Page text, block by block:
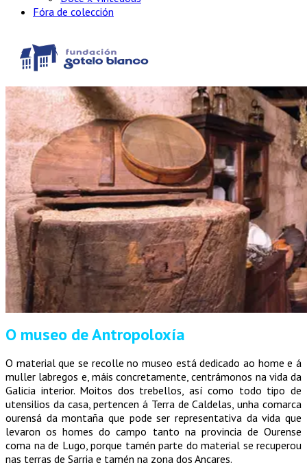
Fóra de colección
O museo de Antropoloxía
O material que se recolle no museo está dedicado ao home e á
muller labregos e, máis concretamente, centrámonos na vida da
Galicia interior. Moitos dos trebellos, así como todo tipo de
utensilios da casa, pertencen á Terra de Caldelas, unha comarca
ourensá da montaña que pode ser representativa da vida que
levaron os homes do campo tanto na provincia de Ourense
coma na de Lugo, porque tamén parte do material se recuperou
nas terras de Sarria e tamén na zona dos Ancares.